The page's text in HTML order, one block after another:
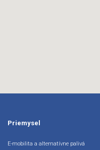
Priemysel
E-mobilita a alternatívne palivá